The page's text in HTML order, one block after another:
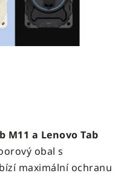
M11 a Lenovo Tab
obal s
maximální ochranu